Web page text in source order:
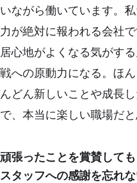
いながら働いています。
力が絶対に報われる会社
居心地がよくなる気がす
戦への原動力になる。ほ
んどん新しいことや成長
で、本当に楽しい職場だと
頑張ったことを賞賛して
スタッフへの感謝を忘れ